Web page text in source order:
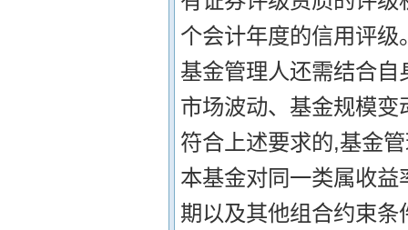
个会计年度的信用评
基金管理人还需结合
市场波动、基金规模
符合上述要求的,基金
本基金对同一类属收
期以及其他组合约束